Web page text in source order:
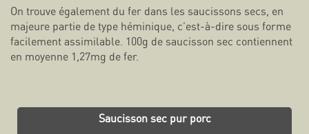
On trouve également du fer dans les saucissons secs, en
majeure partie de type héminique, c’est-à-dire sous forme
facilement assimilable. 100g de saucisson sec contiennent
en moyenne 1,27mg de fer.
Saucisson sec pur porc